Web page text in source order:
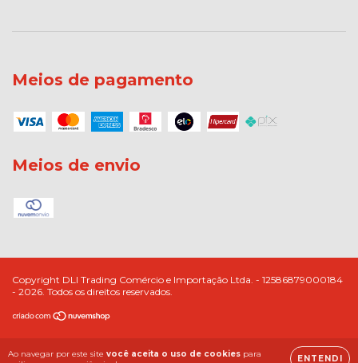
Ao navegar por este site você aceita o uso de cookies para
ENTENDI
Meios de pagamento
Meios de envio
Copyright DLI Trading Comércio e Importação Ltda. - 12586879000184
- 2026. Todos os direitos reservados.